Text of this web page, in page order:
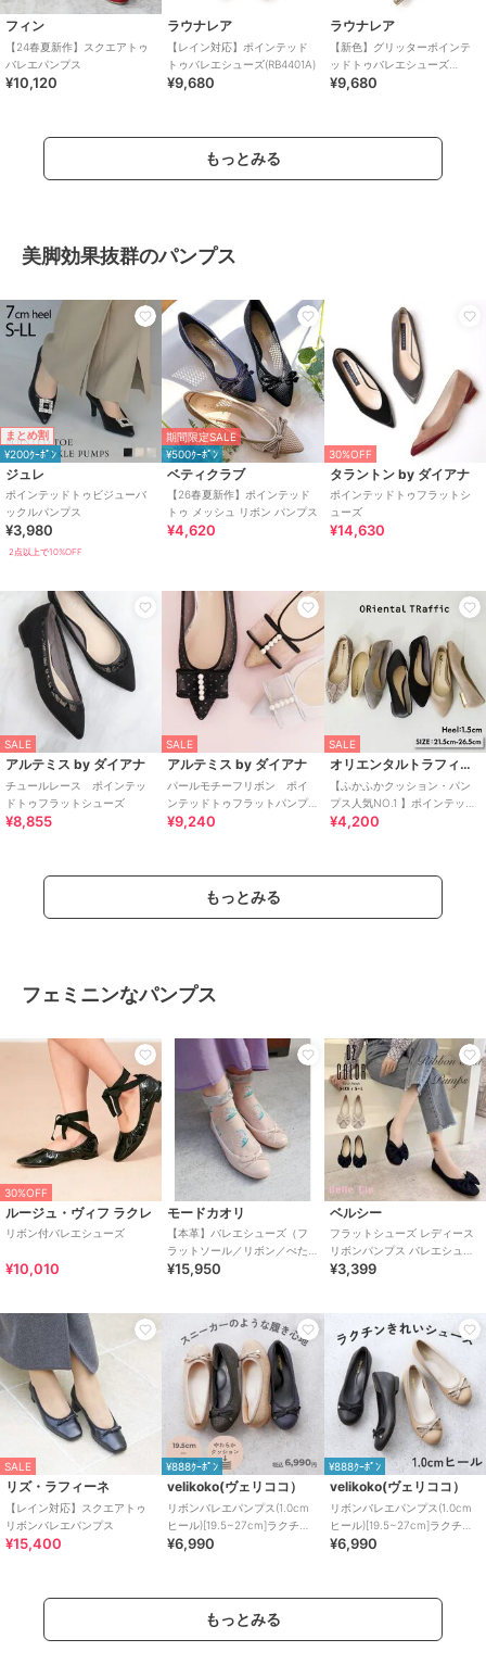
フィン
【24春夏新作】スクエアトゥ
バレエパンプス
¥10,120
ラウナレア
【レイン対応】ポインテッド
トゥバレエシューズ(RB4401A)
¥9,680
ラウナレア
【新色】グリッターポインテ
ッドトゥバレエシューズ
(B9601A)
¥9,680
もっとみる
美脚効果抜群のパンプス
まとめ割
¥200ｸｰﾎﾟﾝ
ジュレ
ポインテッドトゥビジューバ
ックルパンプス
¥3,980
2点以上で10%OFF
期間限定SALE
¥500ｸｰﾎﾟﾝ
ベティクラブ
【26春夏新作】ポインテッド
トゥ メッシュ リボン パンプス
¥4,620
30%OFF
タラントン by ダイアナ
ポインテッドトゥフラットシ
ューズ
¥14,630
SALE
アルテミス by ダイアナ
チュールレース ポインテッ
ドトゥフラットシューズ
¥8,855
SALE
アルテミス by ダイアナ
パールモチーフリボン ポイ
ンテッドトゥフラットパンプ
ス
¥9,240
SALE
オリエンタルトラフィック
【ふかふかクッション・パン
プス人気NO.1 】ポインテッド
トゥフラットパンプス/R-4007
¥4,200
もっとみる
フェミニンなパンプス
30%OFF
ルージュ・ヴィフ ラクレ
リボン付バレエシューズ
¥10,010
モードカオリ
【本革】バレエシューズ（フ
ラットソール／リボン／ぺた
んこ／多色展開／アニマル）
¥15,950
ベルシー
フラットシューズ レディース
リボンパンプス バレエシュー
ズ ぺたんこ きれいめ 入学式
¥3,399
SALE
リズ・ラフィーネ
【レイン対応】スクエアトゥ
リボンバレエパンプス
¥15,400
¥888ｸｰﾎﾟﾝ
velikoko(ヴェリココ）
リボンバレエパンプス(1.0cm
ヒール)[19.5~27cm]ラクチン
きれいシューズ
¥6,990
¥888ｸｰﾎﾟﾝ
velikoko(ヴェリココ）
リボンバレエパンプス(1.0cm
ヒール)[19.5~27cm]ラクチン
きれいシューズ
¥6,990
もっとみる